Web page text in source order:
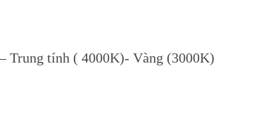
Trung tính ( 4000K)- Vàng (3000K)